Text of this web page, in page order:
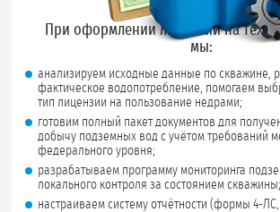
При оформлении лицензии на
мы:
анализируем исходные данные по скважине,
фактическое водопотребление, помогаем
тип лицензии на пользование недрами;
готовим полный пакет документов для
добычу подземных вод с учётом требований
федерального уровня;
разрабатываем программу мониторинга
локального контроля за состоянием скважины;
настраиваем систему отчётности (формы 4-